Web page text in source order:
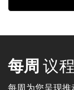
每周 议程
每周为您呈现推